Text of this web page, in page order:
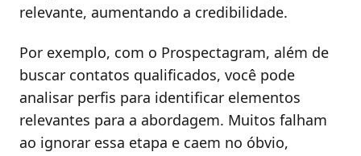
relevante, aumentando a credibilidade.
Por exemplo, com o Prospectagram, além de
buscar contatos qualificados, você pode
analisar perfis para identificar elementos
relevantes para a abordagem. Muitos falham
ao ignorar essa etapa e caem no óbvio,